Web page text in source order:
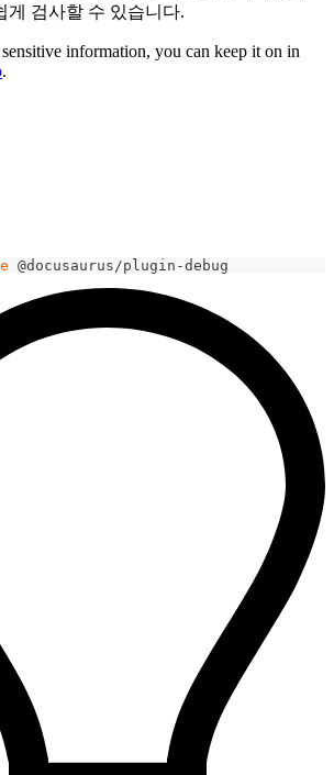
게 검사할 수 있습니다.
information, you can keep it on in
.
@docusaurus/plugin-debug